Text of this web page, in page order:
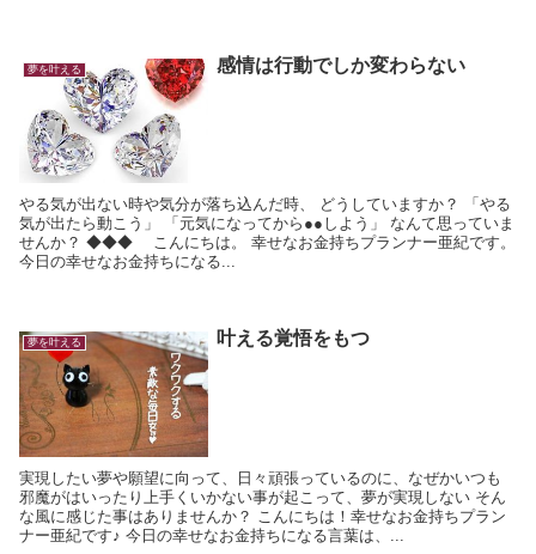
夢を叶える 感情は行動でしか変わらない
やる気が出ない時や気分が落ち込んだ時、 どうしていますか？ 「やる
気が出たら動こう」 「元気になってから●●しよう」 なんて思っていま
せんか？ ◆◆◆ こんにちは。 幸せなお金持ちプランナー亜紀です。
今日の幸せなお金持ちになる...
夢を叶える 叶える覚悟をもつ
実現したい夢や願望に向って、日々頑張っているのに、なぜかいつも
邪魔がはいったり上手くいかない事が起こって、夢が実現しない そん
な風に感じた事はありませんか？ こんにちは！幸せなお金持ちプラン
ナー亜紀です♪ 今日の幸せなお金持ちになる言葉は、...